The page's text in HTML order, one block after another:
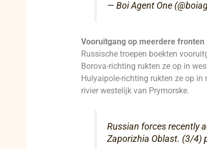
— Boi Agent One
Vooruitgang op meerdere fronten
Russische troepen boekten
Borova-richting rukten ze op in
Hulyaipole-richting rukten ze op
rivier westelijk van Prymorske.
Russian forces recently
Zaporizhia Oblast. (3/4)